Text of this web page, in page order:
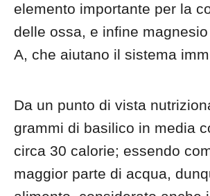
elemento importante per la
delle ossa, e infine
A, che aiutano il sistema
Da un punto di vista
grammi di basilico in media
circa 30 calorie; essendo
maggior parte di acqua,